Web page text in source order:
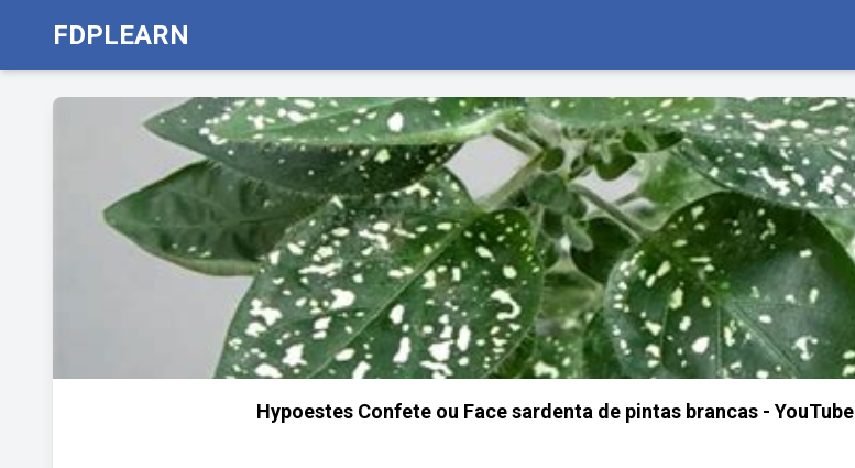
FDPLEARN
Hypoestes Confete ou Face sardenta de pintas brancas - YouTube